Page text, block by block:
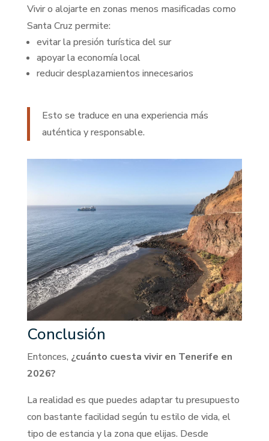
Vivir o alojarte en zonas menos masificadas como
Santa Cruz permite:
evitar la presión turística del sur
apoyar la economía local
reducir desplazamientos innecesarios
Esto se traduce en una experiencia más
auténtica y responsable.
Conclusión
Entonces, ¿cuánto cuesta vivir en Tenerife en
2026?
La realidad es que puedes adaptar tu presupuesto
con bastante facilidad según tu estilo de vida, el
tipo de estancia y la zona que elijas. Desde